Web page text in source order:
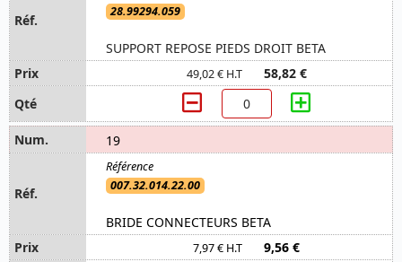
28.99294.059
SUPPORT REPOSE PIEDS DROIT BETA
49,02 € H.T 58,82 €
19
007.32.014.22.00
BRIDE CONNECTEURS BETA
7,97 € H.T 9,56 €